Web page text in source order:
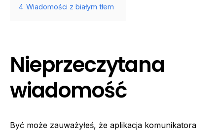
4 Wiadomości z białym tłem
Nieprzeczytana
wiadomość
Być może zauważyłeś, że aplikacja komunikatora